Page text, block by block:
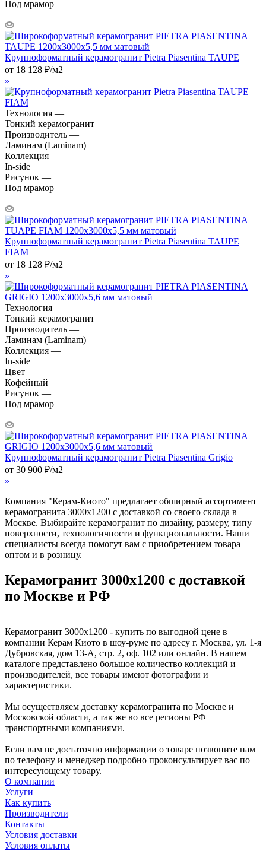
Под мрамор
Крупноформатный керамогранит Pietra Piasentina TAUPE
от 18 128 ₽/м2
»
Технология —
Тонкий керамогранит
Производитель —
Ламинам (Laminam)
Коллекция —
In-side
Рисунок —
Под мрамор
Крупноформатный керамогранит Pietra Piasentina TAUPE
FIAM
от 18 128 ₽/м2
»
Технология —
Тонкий керамогранит
Производитель —
Ламинам (Laminam)
Коллекция —
In-side
Цвет —
Кофейный
Рисунок —
Под мрамор
Крупноформатный керамогранит Pietra Piasentina Grigio
от 30 900 ₽/м2
»
Компания "Керам-Киото" предлагает обширный ассортимент
керамогранита 3000x1200 с доставкой со своего склада в
Москве. Выбирайте керамогранит по дизайну, размеру, типу
поверхности, технологичности и функциональности. Наши
специалисты всегда помогут вам с приобретением товара
оптом и в розницу.
Керамогранит 3000x1200 с доставкой
по Москве и РФ
Керамогранит 3000x1200 - купить по выгодной цене в
компании Керам Киото в шоу-руме по адресу г. Москва, ул. 1-я
Дубровская, дом 13-А, стр. 2, оф. 102 или онлайн. В нашем
каталоге представлено большое количество коллекций и
производителей, все товары имеют фотографии и
характеристики.
Мы осуществляем доставку керамогранита по Москве и
Московской области, а так же во все регионы РФ
транспортными компаниями.
Если вам не достаточно информации о товаре позвоните нам
по телефону и менеджер подробно проконсультирует вас по
интересующему товару.
О компании
Услуги
Как купить
Производители
Контакты
Условия доставки
Условия оплаты